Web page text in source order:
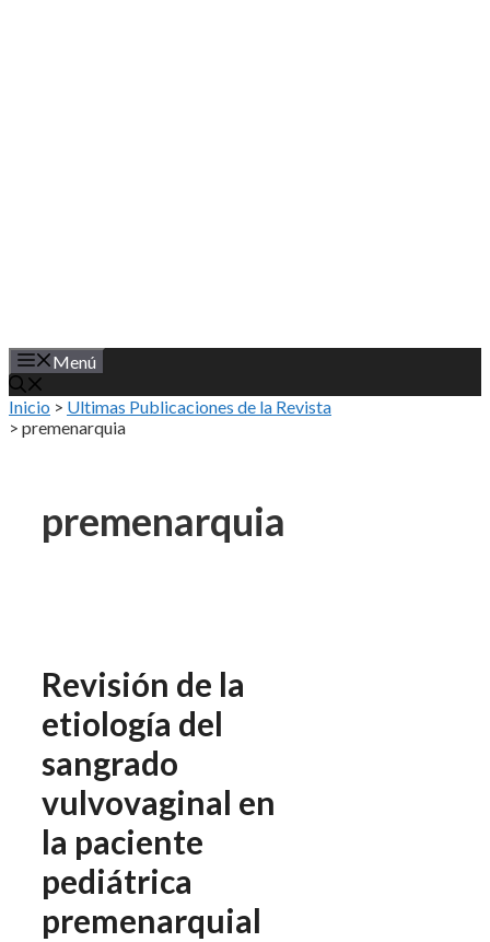
Menú
Inicio > Ultimas Publicaciones de la Revista
> premenarquia
premenarquia
Revisión de la
etiología del
sangrado
vulvovaginal en
la paciente
pediátrica
premenarquial